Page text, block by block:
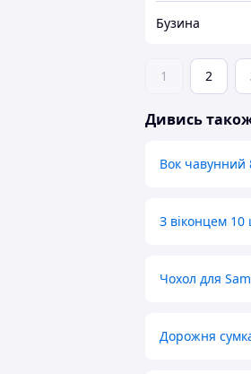
Бузина
1 2
Дивись
Вок чавунний
З віконцем 10
Чохол для
Дорожня